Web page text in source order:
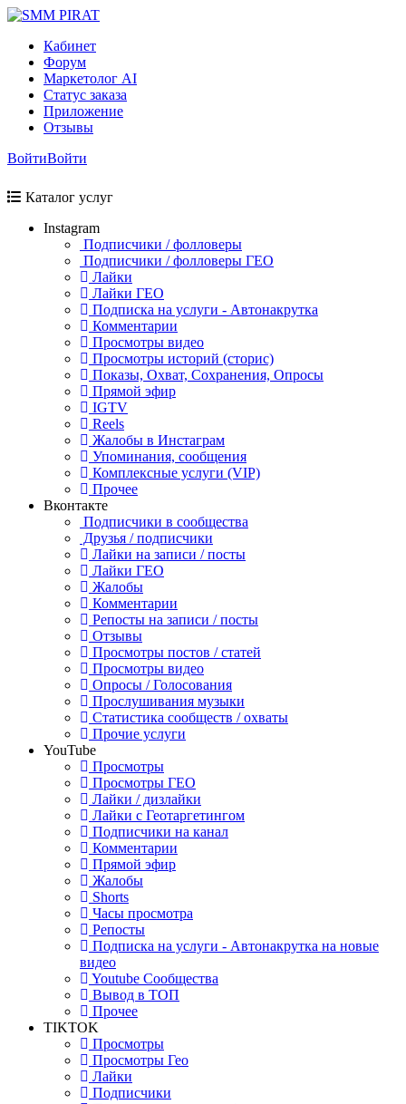
Кабинет
Форум
Маркетолог AI
Статус заказа
Приложение
Отзывы
ВойтиВойти
Каталог услуг
Instagram
Подписчики / фолловеры
Подписчики / фолловеры ГЕО
Лайки
Лайки ГЕО
Подписка на услуги - Автонакрутка
Комментарии
Просмотры видео
Просмотры историй (сторис)
Показы, Охват, Сохранения, Опросы
Прямой эфир
IGTV
Reels
Жалобы в Инстаграм
Упоминания, сообщения
Комплексные услуги (VIP)
Прочее
Вконтакте
Подписчики в сообщества
Друзья / подписчики
Лайки на записи / посты
Лайки ГЕО
Жалобы
Комментарии
Репосты на записи / посты
Отзывы
Просмотры постов / статей
Просмотры видео
Опросы / Голосования
Прослушивания музыки
Статистика сообществ / охваты
Прочие услуги
YouTube
Просмотры
Просмотры ГЕО
Лайки / дизлайки
Лайки с Геотаргетингом
Подписчики на канал
Комментарии
Прямой эфир
Жалобы
Shorts
Часы просмотра
Репосты
Подписка на услуги - Автонакрутка на новые
видео
Youtube Сообщества
Вывод в ТОП
Прочее
TIKTOK
Просмотры
Просмотры Гео
Лайки
Подписчики